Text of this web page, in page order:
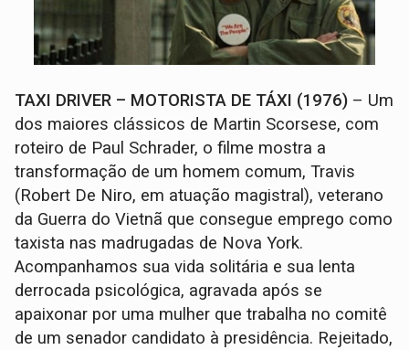
TAXI DRIVER – MOTORISTA DE TÁXI (1976) – Um
dos maiores clássicos de Martin Scorsese, com
roteiro de Paul Schrader, o filme mostra a
transformação de um homem comum, Travis
(Robert De Niro, em atuação magistral), veterano
da Guerra do Vietnã que consegue emprego como
taxista nas madrugadas de Nova York.
Acompanhamos sua vida solitária e sua lenta
derrocada psicológica, agravada após se
apaixonar por uma mulher que trabalha no comitê
de um senador candidato à presidência. Rejeitado,